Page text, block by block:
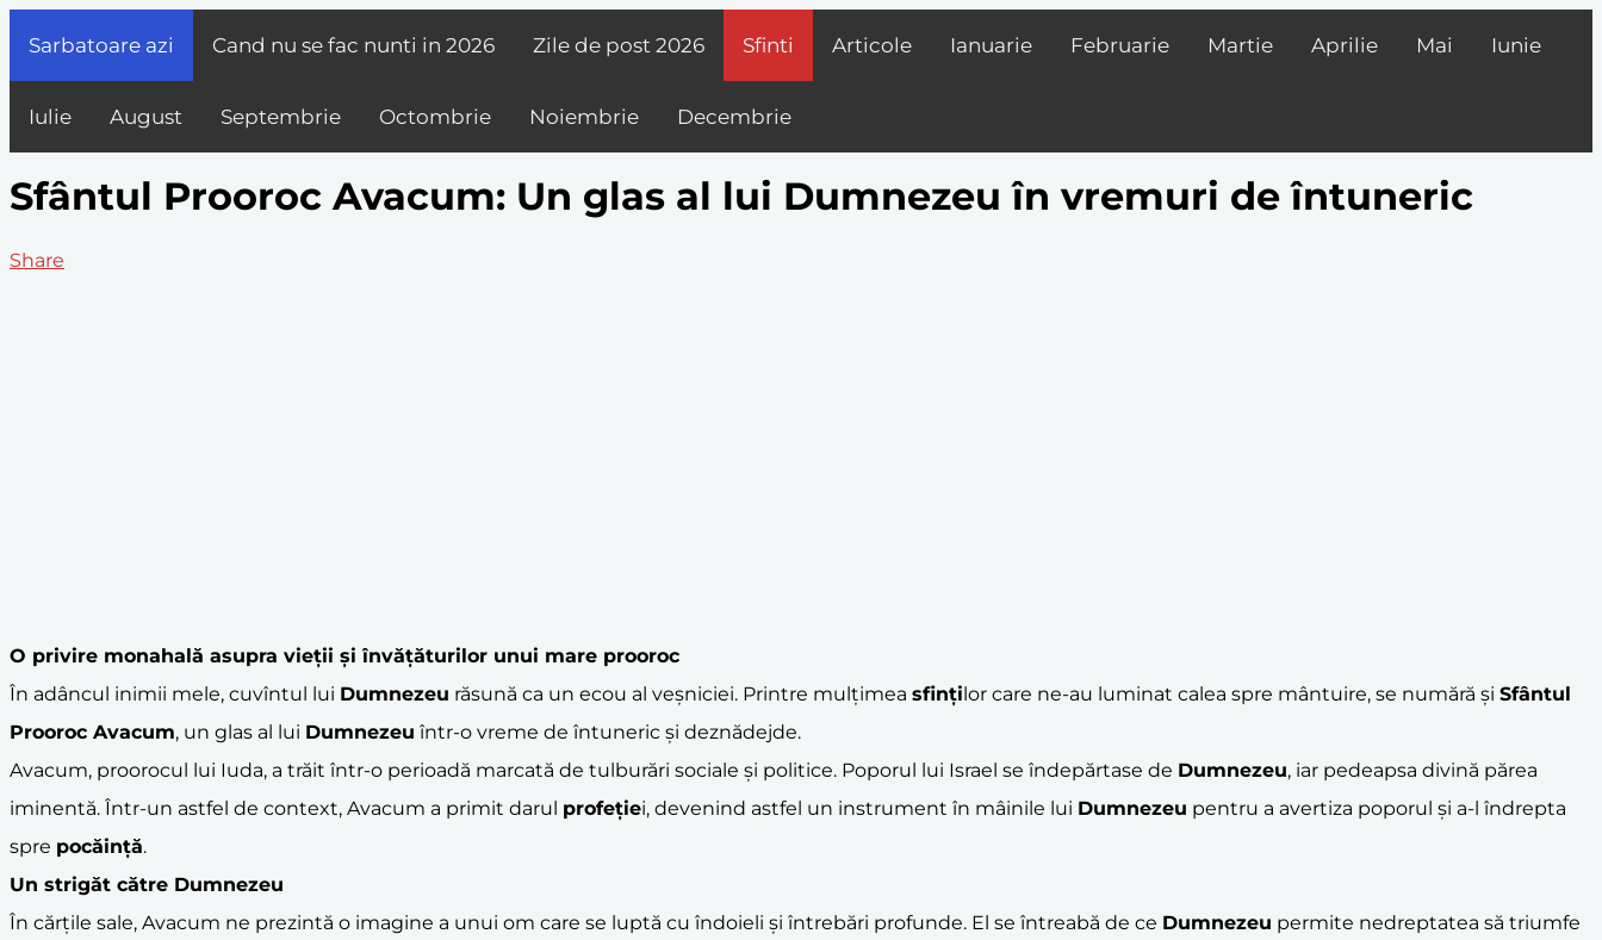
Sarbatoare azi Cand nu se fac nunti in 2026 Zile de post 2026 Sfinti Articole Ianuarie Februarie Martie Aprilie Mai Iunie
Iulie August Septembrie Octombrie Noiembrie Decembrie
Sfântul Prooroc Avacum: Un glas al lui Dumnezeu în vremuri de întuneric
Share
O privire monahală asupra vieții și învățăturilor unui mare prooroc
În adâncul inimii mele, cuvîntul lui Dumnezeu răsună ca un ecou al veșniciei. Printre mulțimea sfinților care ne-au luminat calea spre mântuire, se numără și Sfântul
Prooroc Avacum, un glas al lui Dumnezeu într-o vreme de întuneric și deznădejde.
Avacum, proorocul lui Iuda, a trăit într-o perioadă marcată de tulburări sociale și politice. Poporul lui Israel se îndepărtase de Dumnezeu, iar pedeapsa divină părea
iminentă. Într-un astfel de context, Avacum a primit darul profeției, devenind astfel un instrument în mâinile lui Dumnezeu pentru a avertiza poporul și a-l îndrepta
spre pocăință.
Un strigăt către Dumnezeu
În cărțile sale, Avacum ne prezintă o imagine a unui om care se luptă cu îndoieli și întrebări profunde. El se întreabă de ce Dumnezeu permite nedreptatea să triumfe